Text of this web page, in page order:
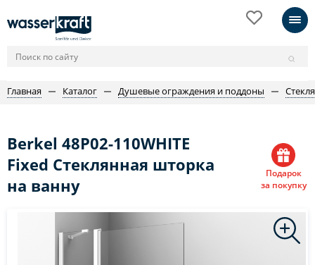
Главная Каталог Душевые ограждения и поддоны
Berkel 48P02-110WHITE
Fixed Стеклянная шторка
на ванну
Подарок
за покупку